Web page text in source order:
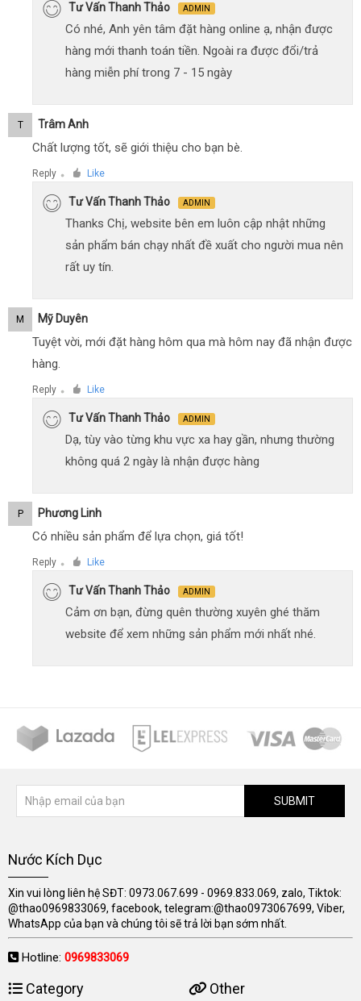
Tư Vấn Thanh Thảo ADMIN
Có nhé, Anh yên tâm đặt hàng online ạ, nhận được
hàng mới thanh toán tiền. Ngoài ra được đổi/trả
hàng miễn phí trong 7 - 15 ngày
T Trâm Anh
Chất lượng tốt, sẽ giới thiệu cho bạn bè.
Reply ● Like
Tư Vấn Thanh Thảo ADMIN
Thanks Chị, website bên em luôn cập nhật những
sản phẩm bán chạy nhất đề xuất cho người mua nên
rất uy tín.
M Mỹ Duyên
Tuyệt vời, mới đặt hàng hôm qua mà hôm nay đã nhận được
hàng.
Reply ● Like
Tư Vấn Thanh Thảo ADMIN
Dạ, tùy vào từng khu vực xa hay gần, nhưng thường
không quá 2 ngày là nhận được hàng
P Phương Linh
Có nhiều sản phẩm để lựa chọn, giá tốt!
Reply ● Like
Tư Vấn Thanh Thảo ADMIN
Cảm ơn bạn, đừng quên thường xuyên ghé thăm
website để xem những sản phẩm mới nhất nhé.
SUBMIT
Nước Kích Dục
Xin vui lòng liên hệ SĐT: 0973.067.699 - 0969.833.069, zalo, Tiktok:
@thao0969833069, facebook, telegram:@thao0973067699, Viber,
WhatsApp của bạn và chúng tôi sẽ trả lời bạn sớm nhất.
Hotline: 0969833069
Category Other